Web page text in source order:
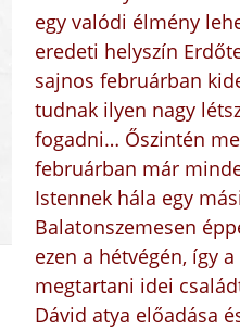
egy valódi élmény
eredeti helyszín
sajnos februárban
tudnak ilyen nagy
fogadni… Őszintén
februárban már
Istennek hála egy
Balatonszemesen
ezen a hétvégén, így
megtartani idei
Dávid atya előadása